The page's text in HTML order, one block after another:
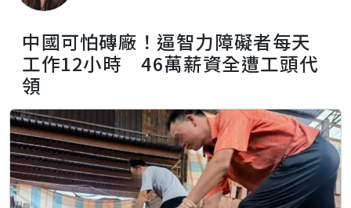
中國可怕磚廠！逼智力障礙者每天
工作12小時 46萬薪資全遭工頭代
領